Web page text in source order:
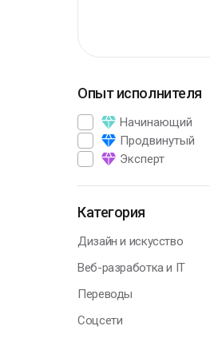
Опыт исполнителя
Начинающий
Продвинутый
Эксперт
Категория
Дизайн и искусство
Веб-разработка и IT
Переводы
Соцсети